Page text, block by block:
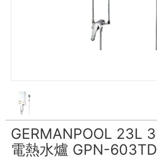
GERMANPOOL 23L
電熱水爐 GPN-603TD